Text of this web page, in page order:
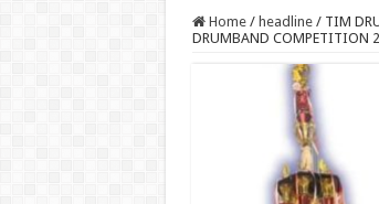
Home / headline / TIM
DRUMBAND COMPETITION